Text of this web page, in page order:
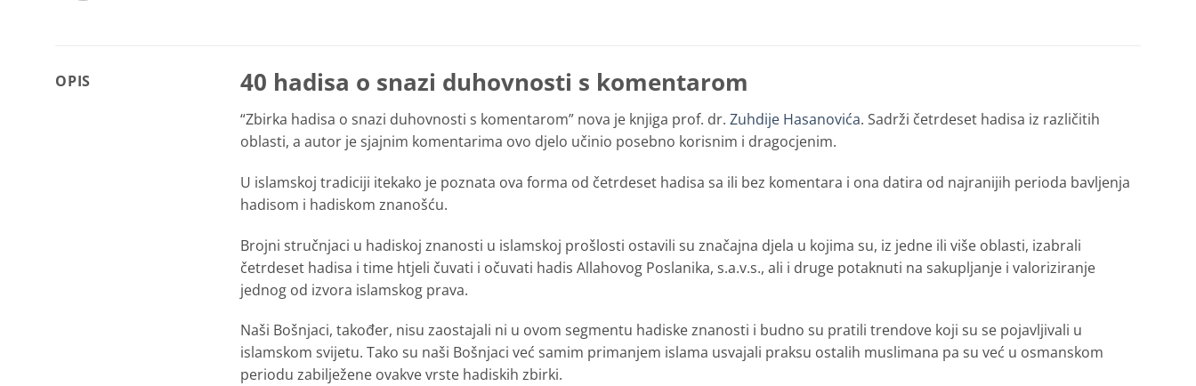
OPIS 40 hadisa o snazi duhovnosti s komentarom
“Zbirka hadisa o snazi duhovnosti s komentarom” nova je knjiga prof. dr.Zuhdije Hasanovića. Sadrži četrdeset hadisa iz različitih
oblasti, a autor je sjajnim komentarima ovo djelo učinio posebno korisnim i dragocjenim.
U islamskoj tradiciji itekako je poznata ova forma od četrdeset hadisa sa ili bez komentara i ona datira od najranijih perioda bavljenja
hadisom i hadiskom znanošću.
Brojni stručnjaci u hadiskoj znanosti u islamskoj prošlosti ostavili su značajna djela u kojima su, iz jedne ili više oblasti, izabrali
četrdeset hadisa i time htjeli čuvati i očuvati hadis Allahovog Poslanika, s.a.v.s., ali i druge potaknuti na sakupljanje i valoriziranje
jednog od izvora islamskog prava.
Naši Bošnjaci, također, nisu zaostajali ni u ovom segmentu hadiske znanosti i budno su pratili trendove koji su se pojavljivali u
islamskom svijetu. Tako su naši Bošnjaci već samim primanjem islama usvajali praksu ostalih muslimana pa su već u osmanskom
periodu zabilježene ovakve vrste hadiskih zbirki.